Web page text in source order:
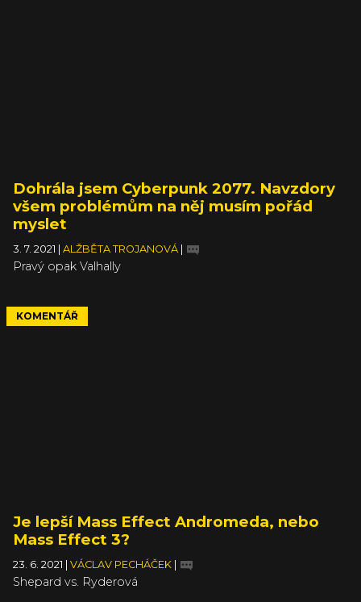
Dohrála jsem Cyberpunk 2077. Navzdory
všem problémům na něj musím pořád
myslet
3. 7. 2021 ALŽBĚTA TROJANOVÁ
Pravý opak Valhally
KOMENTÁŘ
Je lepší Mass Effect Andromeda, nebo
Mass Effect 3?
23. 6. 2021 VÁCLAV PECHÁČEK
Shepard vs. Ryderová